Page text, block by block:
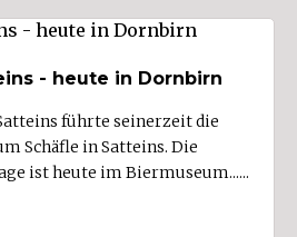
- heute in Dornbirn
führte seinerzeit die
Schäfle in Satteins. Die
ist heute im Biermuseum......